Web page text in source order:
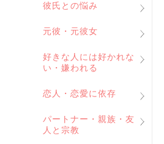
彼氏との悩み
元彼・元彼女
好きな人には好かれな
い・嫌われる
恋人・恋愛に依存
パートナー・親族・友
人と宗教